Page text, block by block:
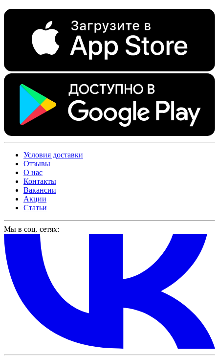
Условия доставки
Отзывы
О нас
Контакты
Вакансии
Акции
Статьи
Мы в соц. сетях: